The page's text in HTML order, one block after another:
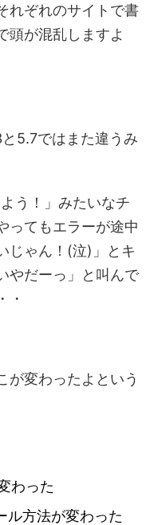
れぞれのサイトで書
頭が混乱しますよ
5.7ではまた違うみ
う！」みたいなチ
ってもエラーが途中
じゃん！(泣)」とキ
やだーっ」と叫んで
・
が変わったよという
わった
ル方法が変わった